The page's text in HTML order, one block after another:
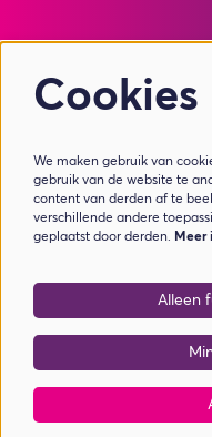
Meld je
Deze site wordt beschermd door reCAPTCHA,
Cookies
We maken gebruik van
gebruik van de website te
content van derden af te
verschillende andere
geplaatst door derden. Meer
Alleen